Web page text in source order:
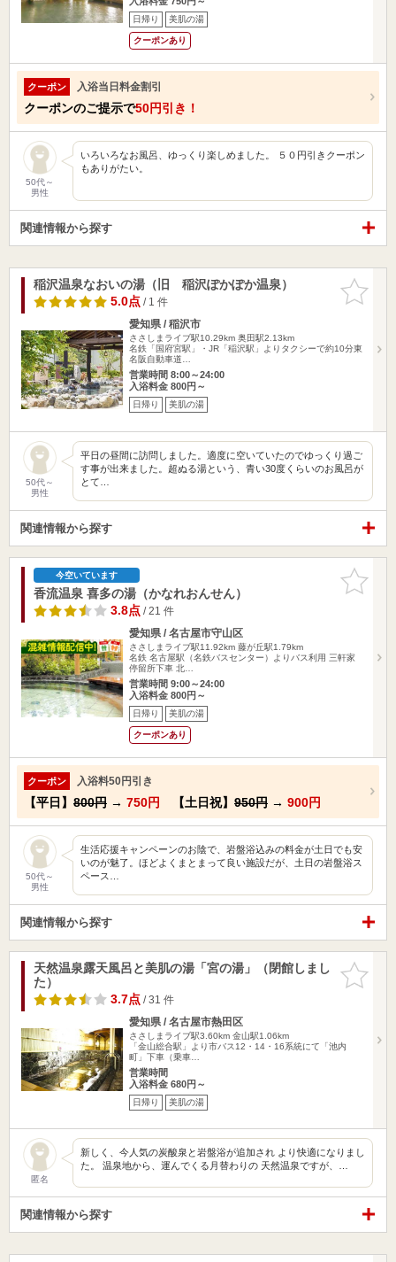
日帰り 美肌の湯
クーポンあり
クーポン 入浴当日料金割引
クーポンのご提示で50円引き！
50代～
男性
いろいろなお風呂、ゆっくり楽しめました。 ５０円引きクーポン
もありがたい。
関連情報から探す
お気に入
りに追加
稲沢温泉なおいの湯（旧 稲沢ぽかぽか温泉）
5.0点/ 1 件
愛知県 / 稲沢市
ささしまライブ駅10.29km 奥田駅2.13km
名鉄「国府宮駅」・JR「稲沢駅」よりタクシーで約10分東
名阪自動車道…
営業時間 8:00～24:00
入浴料金 800円～
日帰り 美肌の湯
50代～
男性
平日の昼間に訪問しました。適度に空いていたのでゆっくり過ご
す事が出来ました。超ぬる湯という、青い30度くらいのお風呂が
とて…
関連情報から探す
お気に入
りに追加
今空いています
香流温泉 喜多の湯（かなれおんせん）
3.8点/ 21 件
愛知県 / 名古屋市守山区
ささしまライブ駅11.92km 藤が丘駅1.79km
名鉄 名古屋駅（名鉄バスセンター）よりバス利用 三軒家
停留所下車 北…
営業時間 9:00～24:00
入浴料金 800円～
日帰り 美肌の湯
クーポンあり
クーポン 入浴料50円引き
【平日】 800円 → 750円 【土日祝】 950円 → 900円
50代～
男性
生活応援キャンペーンのお陰で、岩盤浴込みの料金が土日でも安
いのが魅了。ほどよくまとまって良い施設だが、土日の岩盤浴ス
ペース…
関連情報から探す
お気に入
りに追加
天然温泉露天風呂と美肌の湯「宮の湯」（閉館しまし
た）
3.7点/ 31 件
愛知県 / 名古屋市熱田区
ささしまライブ駅3.60km 金山駅1.06km
「金山総合駅」より市バス12・14・16系統にて「池内
町」下車（乗車…
営業時間
入浴料金 680円～
日帰り 美肌の湯
匿名
新しく、今人気の炭酸泉と岩盤浴が追加され より快適になりまし
た。 温泉地から、運んでくる月替わりの 天然温泉ですが、…
関連情報から探す